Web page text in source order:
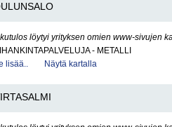
löytyi yrityksen omien www-sivujen
- METALLI
lisää..
Näytä kartalla